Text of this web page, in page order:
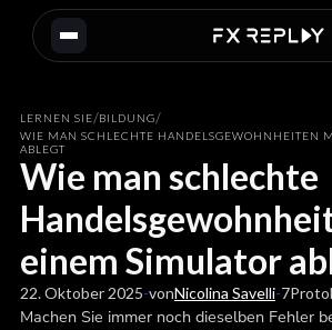
LERNEN SIE/BILDUNG/
WIE MAN SCHLECHTE HANDELSGEWOHNHEITEN
ABLEGT
Wie man schlechte
einem Simulator
22. Oktober 2025-vonNicolina Savelli-7
Machen Sie immer noch dieselben Fehler